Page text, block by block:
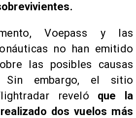
Voepass y las
no han emitido
las posibles causas
Sin embargo, el sitio
reveló que la
dos vuelos más